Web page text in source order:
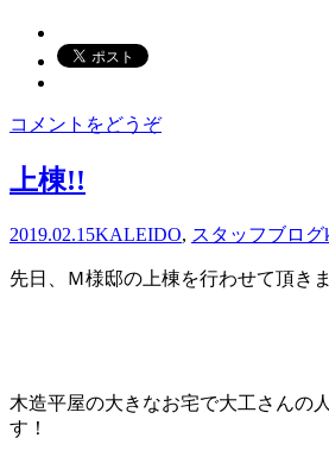
コメントをどうぞ
上棟!!
2019.02.15KALEIDO, スタッフブログ
先日、Ｍ様邸の上棟を行わせて頂き
木造平屋の大きなお宅で大工さんの
す！